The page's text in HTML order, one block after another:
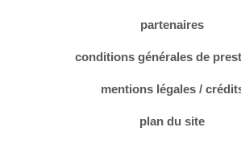
partenaires
conditions générales de
mentions légales /
plan du site